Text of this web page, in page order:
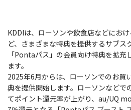
KDDIは、ローソンや飲食店などにお
ど、さまざまな特典を提供するサブス
「Pontaパス」の会員向け特典を拡充
ます。
2025年6月からは、ローソンでのお買
典を提供開始します。ローソンなどで
てポイント還元率が上がり、au/UQ